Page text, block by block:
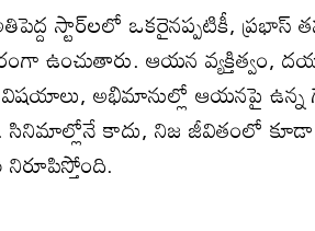
స్టార్‌లలో ఒకరైనప్పటికీ, ప్రభాస్
ఉంచుతారు. ఆయన వ్యక్తిత్వం,
అభిమానుల్లో ఆయనపై
సినిమాల్లోనే కాదు, నిజ జీవితంలో